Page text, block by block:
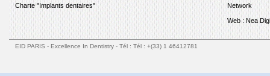
Charte "Implants dentaires" Network
Web : Nea
EID PARIS - Excellence In Dentistry - Tél : Tél : +(33) 1 46412781